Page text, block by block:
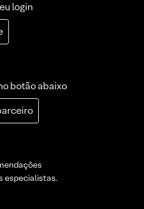
login
botão abaixo
especialistas.